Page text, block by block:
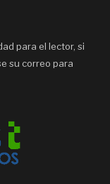
para el lector, si
su correo para